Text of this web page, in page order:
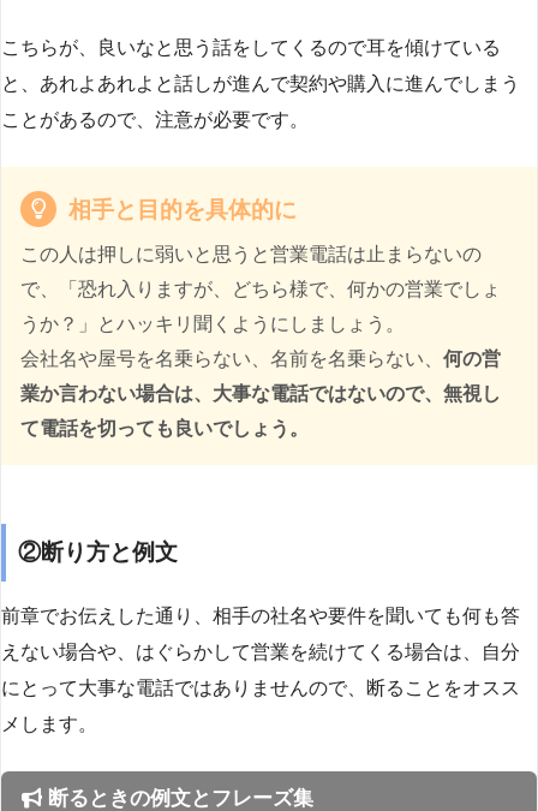
こちらが、良いなと思う話をしてくるので耳を傾けている
と、あれよあれよと話しが進んで契約や購入に進んでしまう
ことがあるので、注意が必要です。
相手と目的を具体的に
この人は押しに弱いと思うと営業電話は止まらないの
で、「恐れ入りますが、どちら様で、何かの営業でしょ
うか？」とハッキリ聞くようにしましょう。
会社名や屋号を名乗らない、名前を名乗らない、 何の営
業か言わない場合は、大事な電話ではないので、無視し
て電話を切っても良いでしょう。
②断り方と例文
前章でお伝えした通り、相手の社名や要件を聞いても何も答
えない場合や、はぐらかして営業を続けてくる場合は、自分
にとって大事な電話ではありませんので、断ることをオスス
メします。
断るときの例文とフレーズ集